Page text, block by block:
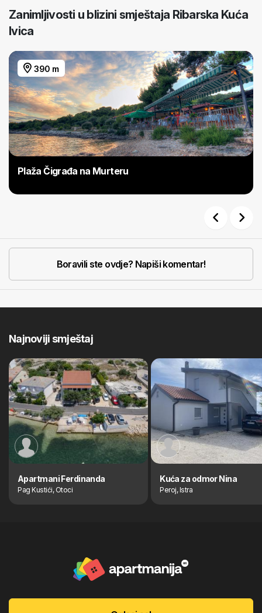
Zanimljivosti u blizini smještaja Ribarska Kuća
Ivica
390 m
Plaža Čigrađa na Murteru
Boravili ste ovdje? Napiši komentar!
Najnoviji smještaj
Apartmani Ferdinanda
Pag Kustići, Otoci
Kuća za odmor Nina
Peroj, Istra